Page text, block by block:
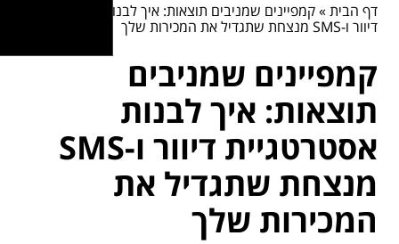
דף הבית»קמפיינים שמניבים תוצאות: איך לבנות אסטרטגיית
דיוור ו-SMS מנצחת שתגדיל את המכירות שלך
קמפיינים שמניבים
תוצאות: איך לבנות
אסטרטגיית דיוור ו-SMS
מנצחת שתגדיל את
המכירות שלך